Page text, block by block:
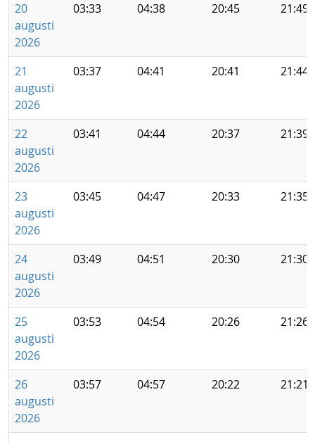
20
augusti
2026
03:33 04:38 20:45 21:49
21
augusti
2026
03:37 04:41 20:41 21:44
22
augusti
2026
03:41 04:44 20:37 21:39
23
augusti
2026
03:45 04:47 20:33 21:35
24
augusti
2026
03:49 04:51 20:30 21:30
25
augusti
2026
03:53 04:54 20:26 21:26
26
augusti
2026
03:57 04:57 20:22 21:21